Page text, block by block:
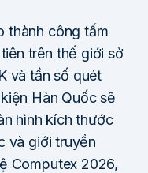
thành công tấm
trên thế giới sở
và tần số quét
Hàn Quốc sẽ
hình kích thước
và giới truyền
Computex 2026,